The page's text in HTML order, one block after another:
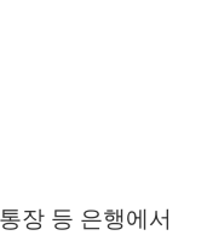
장 등 은행에서